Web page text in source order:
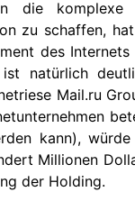
die komplexe
zu schaffen,
des
natürlich
Mail.ru
kann),
Millionen
der Holding.